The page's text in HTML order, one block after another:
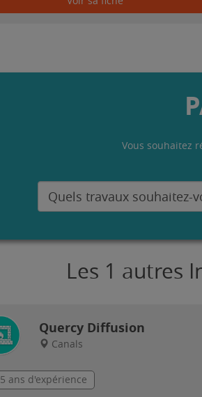
Vous souhaitez
Les 1 autres
Quercy Diffusion
Canals
5 ans d'expérience